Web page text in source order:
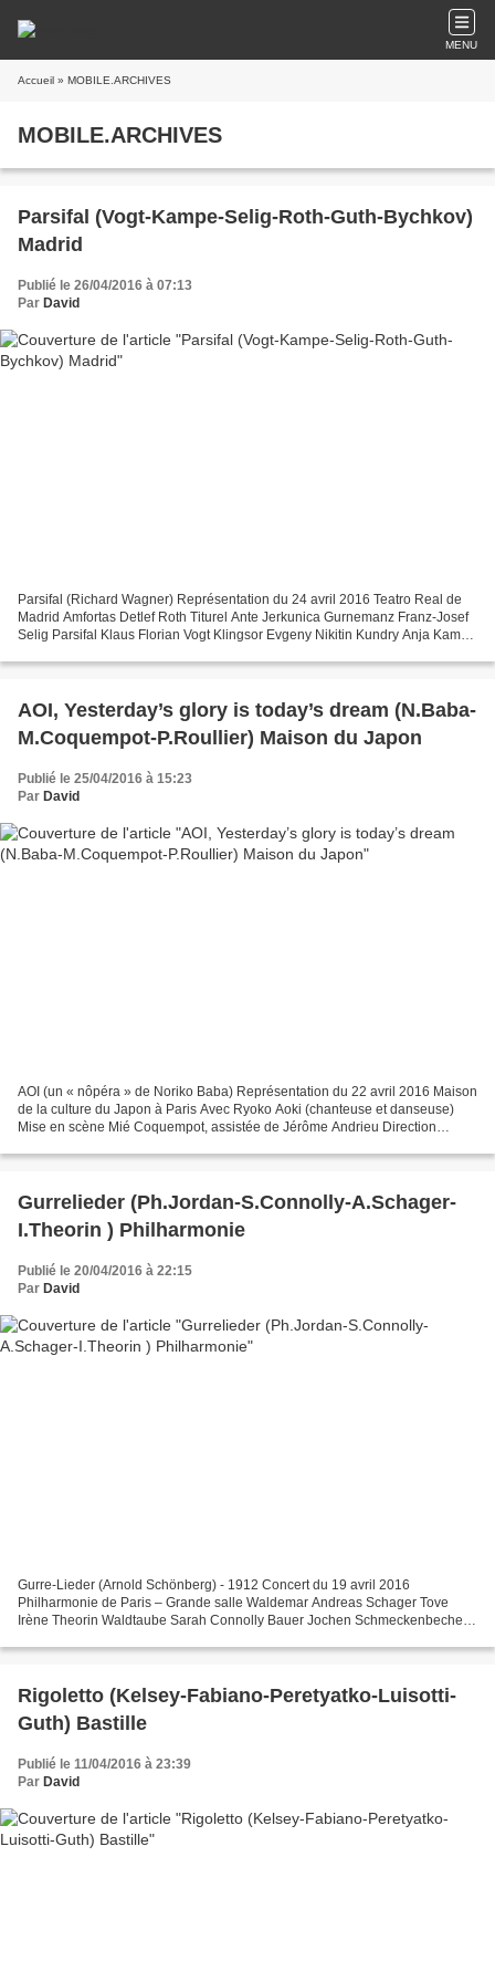
MENU
Accueil » MOBILE.ARCHIVES
MOBILE.ARCHIVES
Parsifal (Vogt-Kampe-Selig-Roth-Guth-Bychkov)
Madrid
Publié le 26/04/2016 à 07:13
Par David
Parsifal (Richard Wagner) Représentation du 24 avril 2016 Teatro Real de
Madrid Amfortas Detlef Roth Titurel Ante Jerkunica Gurnemanz Franz-Josef
Selig Parsifal Klaus Florian Vogt Klingsor Evgeny Nikitin Kundry Anja Kampe
AOI, Yesterday’s glory is today’s dream (N.Baba-
M.Coquempot-P.Roullier) Maison du Japon
Publié le 25/04/2016 à 15:23
Par David
AOI (un « nôpéra » de Noriko Baba) Représentation du 22 avril 2016 Maison
de la culture du Japon à Paris Avec Ryoko Aoki (chanteuse et danseuse)
Mise en scène Mié Coquempot, assistée de Jérôme Andrieu Direction
Gurrelieder (Ph.Jordan-S.Connolly-A.Schager-
I.Theorin ) Philharmonie
Publié le 20/04/2016 à 22:15
Par David
Gurre-Lieder (Arnold Schönberg) - 1912 Concert du 19 avril 2016
Philharmonie de Paris – Grande salle Waldemar Andreas Schager Tove
Irène Theorin Waldtaube Sarah Connolly Bauer Jochen Schmeckenbecher
Rigoletto (Kelsey-Fabiano-Peretyatko-Luisotti-
Guth) Bastille
Publié le 11/04/2016 à 23:39
Par David